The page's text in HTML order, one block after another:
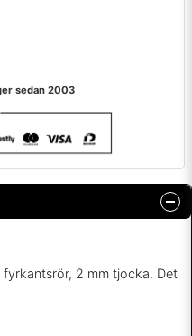
sedan 2003
2 mm tjocka. Det